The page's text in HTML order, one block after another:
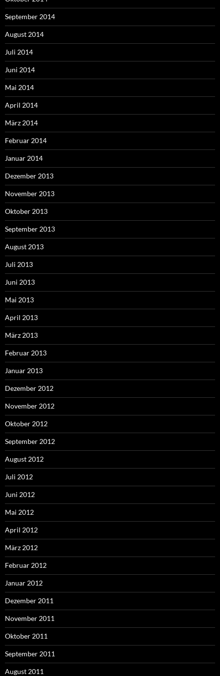
September 2014
August 2014
Juli 2014
Juni 2014
Mai 2014
April 2014
März 2014
Februar 2014
Januar 2014
Dezember 2013
November 2013
Oktober 2013
September 2013
August 2013
Juli 2013
Juni 2013
Mai 2013
April 2013
März 2013
Februar 2013
Januar 2013
Dezember 2012
November 2012
Oktober 2012
September 2012
August 2012
Juli 2012
Juni 2012
Mai 2012
April 2012
März 2012
Februar 2012
Januar 2012
Dezember 2011
November 2011
Oktober 2011
September 2011
August 2011